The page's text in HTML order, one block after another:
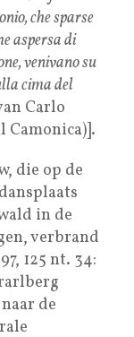
che sparse
aspersa di
venivano su
cima del
Carlo
Camonica)].
die op de
in de
verbrand
125 nt. 34:
de